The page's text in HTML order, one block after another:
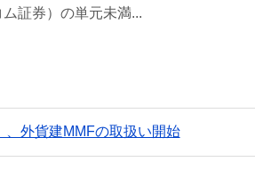
証券）の単元未満...
外貨建MMFの取扱い開始